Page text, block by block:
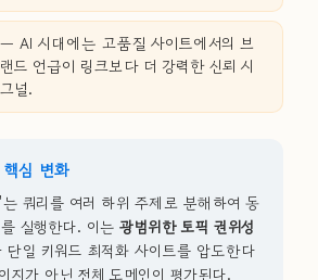
— AI 시대에는 고품질 사이트에서의 브
랜드 언급이 링크보다 더 강력한 신뢰 시
그널.
심 변화
쿼리를 여러 하위 주제로 분해하여 동
실행한다. 이는 광범위한 토픽 권위성
단일 키워드 최적화 사이트를 압도한다
지가 아닌 전체 도메인이 평가된다.